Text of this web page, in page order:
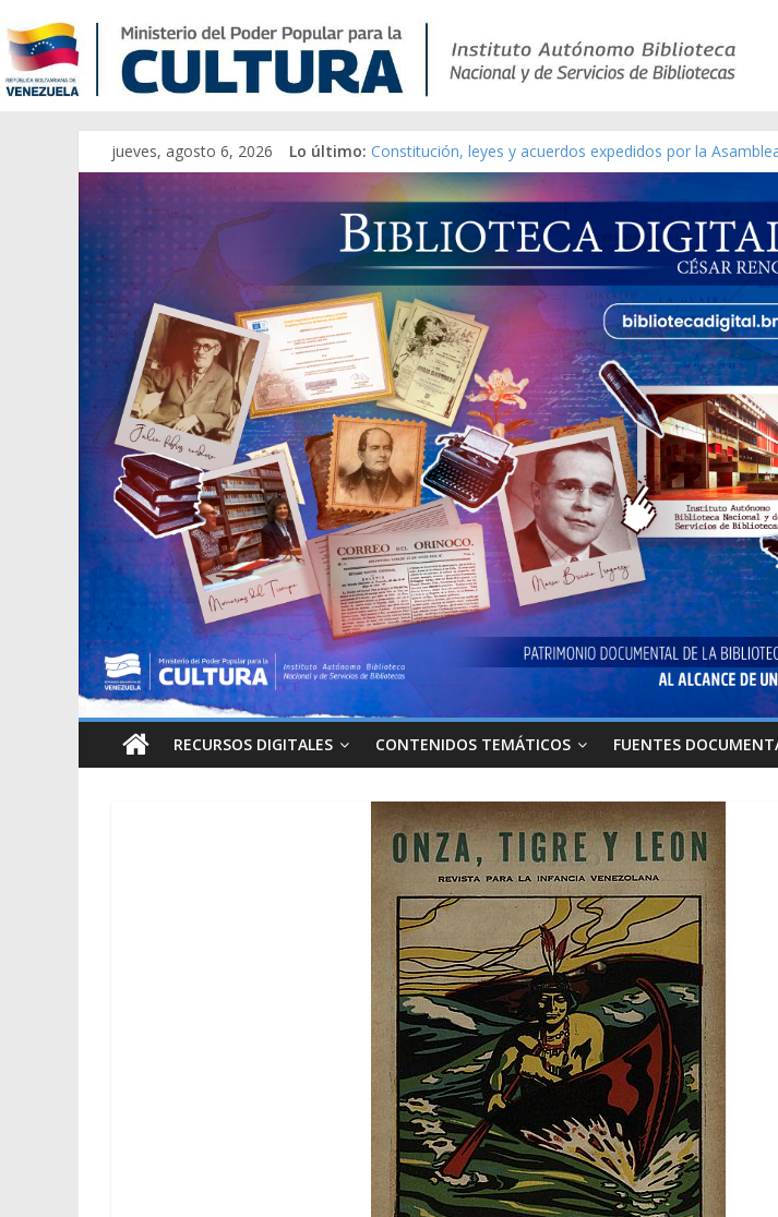
jueves, agosto 6, 2026 Lo último: Constitución, leyes y acuerdos expedidos por la
Una Parálisis [material gráfico]
Modesta Bor Sánchez [material gráfico]
Gaceta Oficial de la República de Venezuela año CXXXIII
Catálogo temático de obras de Modesta Bor
RECURSOS DIGITALES CONTENIDOS TEMÁTICOS FUENTES